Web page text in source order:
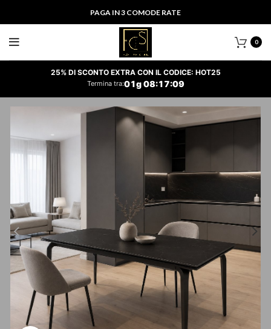
PAGA IN 3 COMODE RATE
0
25% DI SCONTO EXTRA CON IL CODICE: HOT25
Termina tra:01g08:17:09